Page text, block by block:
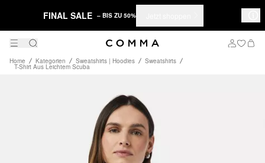
FINAL SALE – BIS ZU 50%
Home Kategorien Sweatshirts | Hoodies Sweatshirts
T-Shirt Aus Leichtem Scuba